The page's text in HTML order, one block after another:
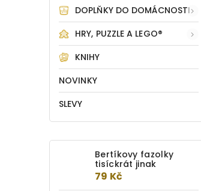
DOPLŇKY DO DOMÁCNOSTI
HRY, PUZZLE A LEGO®
KNIHY
NOVINKY
SLEVY
Bertíkovy fazolky
tisíckrát jinak
79 Kč